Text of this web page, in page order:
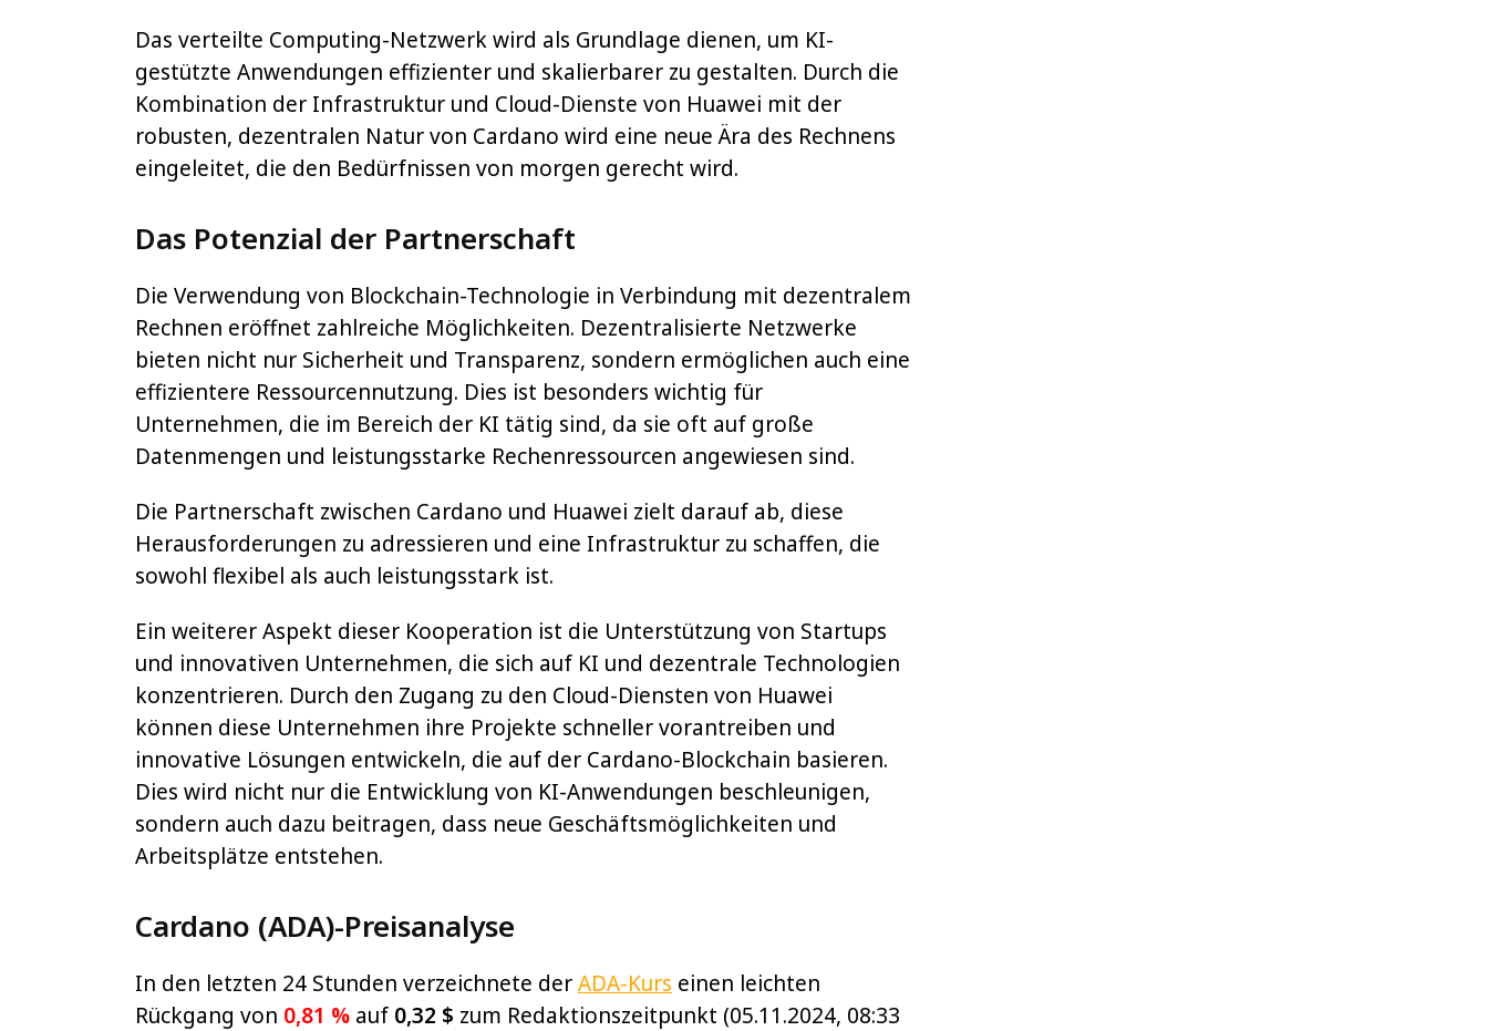
Das verteilte Computing-Netzwerk wird als Grundlage dienen, um KI-
gestützte Anwendungen effizienter und skalierbarer zu gestalten. Durch die
Kombination der Infrastruktur und Cloud-Dienste von Huawei mit der
robusten, dezentralen Natur von Cardano wird eine neue Ära des Rechnens
eingeleitet, die den Bedürfnissen von morgen gerecht wird.
Das Potenzial der Partnerschaft
Die Verwendung von Blockchain-Technologie in Verbindung mit dezentralem
Rechnen eröffnet zahlreiche Möglichkeiten. Dezentralisierte Netzwerke
bieten nicht nur Sicherheit und Transparenz, sondern ermöglichen auch eine
effizientere Ressourcennutzung. Dies ist besonders wichtig für
Unternehmen, die im Bereich der KI tätig sind, da sie oft auf große
Datenmengen und leistungsstarke Rechenressourcen angewiesen sind.
Die Partnerschaft zwischen Cardano und Huawei zielt darauf ab, diese
Herausforderungen zu adressieren und eine Infrastruktur zu schaffen, die
sowohl flexibel als auch leistungsstark ist.
Ein weiterer Aspekt dieser Kooperation ist die Unterstützung von Startups
und innovativen Unternehmen, die sich auf KI und dezentrale Technologien
konzentrieren. Durch den Zugang zu den Cloud-Diensten von Huawei
können diese Unternehmen ihre Projekte schneller vorantreiben und
innovative Lösungen entwickeln, die auf der Cardano-Blockchain basieren.
Dies wird nicht nur die Entwicklung von KI-Anwendungen beschleunigen,
sondern auch dazu beitragen, dass neue Geschäftsmöglichkeiten und
Arbeitsplätze entstehen.
Cardano (ADA)-Preisanalyse
In den letzten 24 Stunden verzeichnete derADA-Kurs einen leichten
Rückgang von 0,81 % auf 0,32 $ zum Redaktionszeitpunkt (05.11.2024, 08:33